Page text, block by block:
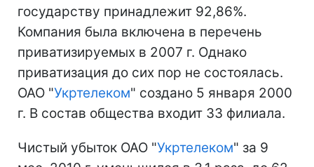
государству принадлежит 92,86%.
Компания была включена в перечень
приватизируемых в 2007 г. Однако
приватизация до сих пор не состоялась.
ОАО "Укртелеком" создано 5 января 2000
г. В состав общества входит 33 филиала.
Чистый убыток ОАО "Укртелеком" за 9